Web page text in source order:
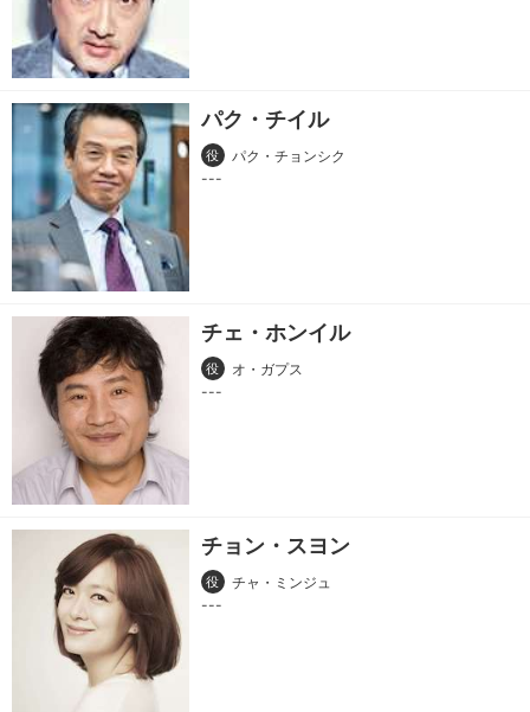
パク・チイル
役 パク・チョンシク
チェ・ホンイル
役 オ・ガプス
チョン・スヨン
役 チャ・ミンジュ